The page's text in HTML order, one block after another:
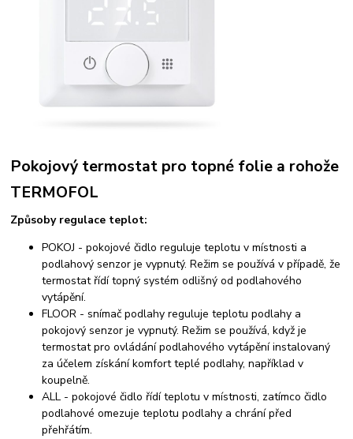
Pokojový termostat pro topné folie a rohože
TERMOFOL
Způsoby regulace teplot:
POKOJ - pokojové čidlo reguluje teplotu v místnosti a
podlahový senzor je vypnutý. Režim se používá v případě, že
termostat řídí topný systém odlišný od podlahového
vytápění.
FLOOR - snímač podlahy reguluje teplotu podlahy a
pokojový senzor je vypnutý. Režim se používá, když je
termostat pro ovládání podlahového vytápění instalovaný
za účelem získání komfort teplé podlahy, například v
koupelně.
ALL - pokojové čidlo řídí teplotu v místnosti, zatímco čidlo
podlahové omezuje teplotu podlahy a chrání před
přehřátím.